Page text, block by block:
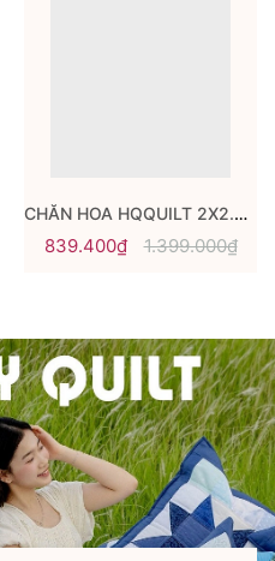
CHĂN HOA HQQUILT 2X2.2M
839.400₫ 1.399.000₫